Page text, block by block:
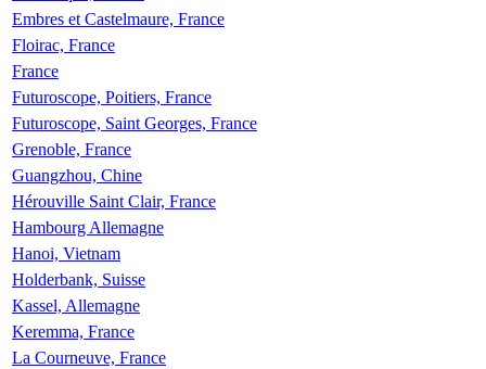
Embres et Castelmaure, France
Floirac, France
France
Futuroscope, Poitiers, France
Futuroscope, Saint Georges, France
Grenoble, France
Guangzhou, Chine
Hérouville Saint Clair, France
Hambourg Allemagne
Hanoi, Vietnam
Holderbank, Suisse
Kassel, Allemagne
Keremma, France
La Courneuve, France